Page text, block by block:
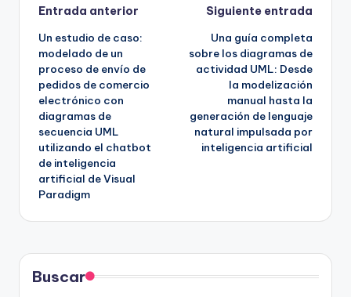
Navegación
de
entradas
Entrada anterior
Un estudio de caso:
modelado de un
proceso de envío de
pedidos de comercio
electrónico con
diagramas de
secuencia UML
utilizando el chatbot
de inteligencia
artificial de Visual
Paradigm
Siguiente entrada
Una guía completa
sobre los diagramas de
actividad UML: Desde
la modelización
manual hasta la
generación de lenguaje
natural impulsada por
inteligencia artificial
Buscar